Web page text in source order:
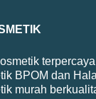
terpercaya
BPOM dan Halal
murah